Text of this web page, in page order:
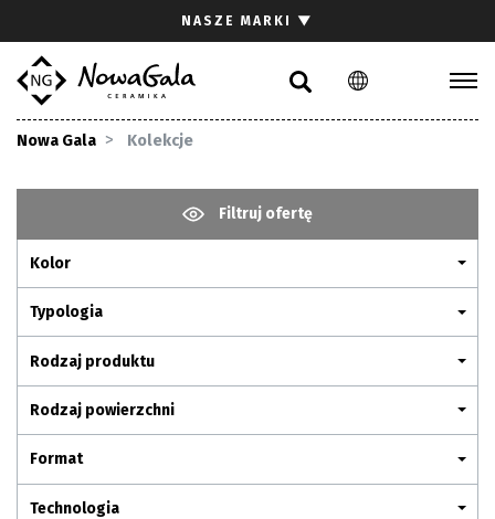
PL EN
NASZE MARKI ▼
Nowa Gala Kolekcje
Filtruj ofertę
Kolor
Typologia
Rodzaj produktu
Rodzaj powierzchni
Format
Technologia
Gdzie kupić
Pliki do pobrania
Pytania i odpowiedzi
Kariera
Kontakt
Komunikacja z akcjonariuszami